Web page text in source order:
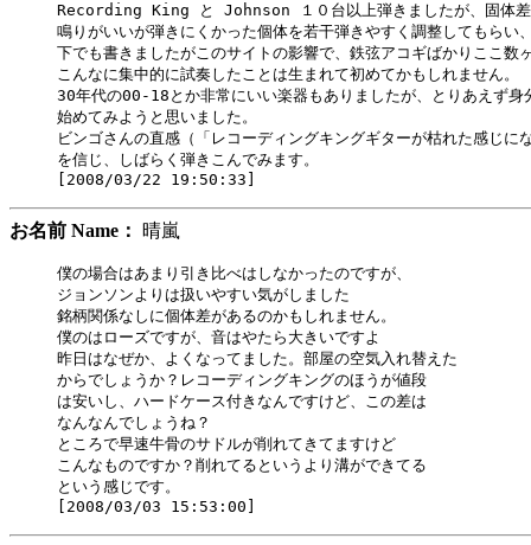
Recording King と Johnson １０台以上弾きましたが、固体差
鳴りがいいが弾きにくかった個体を若干弾きやすく調整してもらい
下でも書きましたがこのサイトの影響で、鉄弦アコギばかりここ数
こんなに集中的に試奏したことは生まれて初めてかもしれません。
30年代の00-18とか非常にいい楽器もありましたが、とりあえず身
始めてみようと思いました。
ビンゴさんの直感（「レコーディングキングギターが枯れた感じに
を信じ、しばらく弾きこんでみます。
お名前 Name： 晴嵐
僕の場合はあまり引き比べはしなかったのですが、
ジョンソンよりは扱いやすい気がしました
銘柄関係なしに個体差があるのかもしれません。
僕のはローズですが、音はやたら大きいですよ
昨日はなぜか、よくなってました。部屋の空気入れ替えた
からでしょうか？レコーディングキングのほうが値段
は安いし、ハードケース付きなんですけど、この差は
なんなんでしょうね？
ところで早速牛骨のサドルが削れてきてますけど
こんなものですか？削れてるというより溝ができてる
という感じです。